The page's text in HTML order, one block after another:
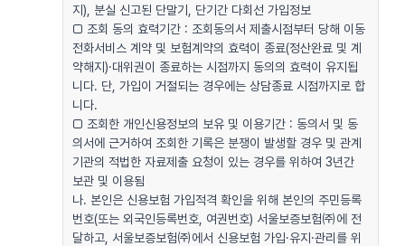
지), 분실 신고된 단말기, 단기간 다회선 가입정보
□ 조회 동의 효력기간 : 조회동의서 제출시점부터 당해 이동
전화서비스 계약 및 보험계약의 효력이 종료(정산완료 및 계
약해지)·대위권이 종료하는 시점까지 동의의 효력이 유지됩
니다. 단, 가입이 거절되는 경우에는 상담종료 시점까지로 합
니다.
□ 조회한 개인신용정보의 보유 및 이용기간 : 동의서 및 동
의서에 근거하여 조회한 기록은 분쟁이 발생할 경우 및 관계
기관의 적법한 자료제출 요청이 있는 경우를 위하여 3년간
보관 및 이용됨
나. 본인은 신용보험 가입적격 확인을 위해 본인의 주민등록
번호(또는 외국인등록번호, 여권번호) 서울보증보험㈜에 전
달하고, 서울보증보험㈜에서 신용보험 가입·유지·관리를 위